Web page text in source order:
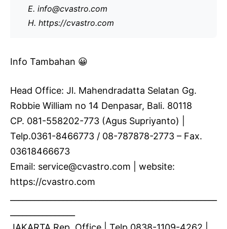
E. info@cvastro.com
H. https://cvastro.com
Info Tambahan 😀
Head Office: Jl. Mahendradatta Selatan Gg.
Robbie William no 14 Denpasar, Bali. 80118
CP. 081-558202-773 (Agus Supriyanto) |
Telp.0361-8466773 / 08-787878-2773 – Fax.
03618466673
Email: service@cvastro.com | website:
https://cvastro.com